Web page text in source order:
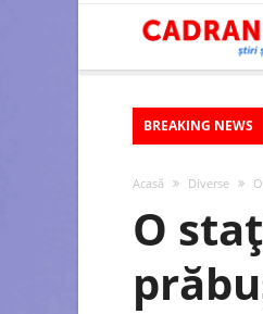
BREAKING NEWS
Acasă Diverse
O